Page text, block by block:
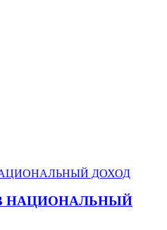
НАЦИОНАЛЬНЫЙ